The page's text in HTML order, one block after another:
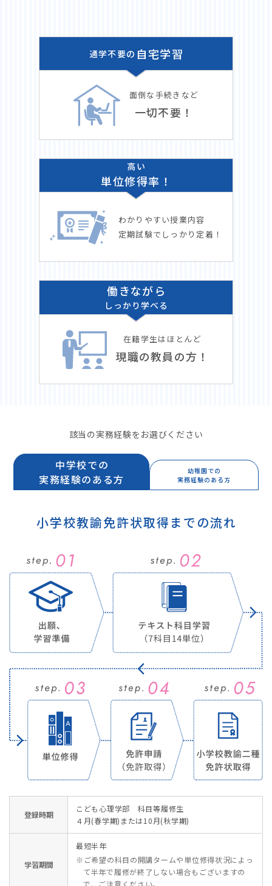
通学不要の 自宅学習
面倒な手続きなど
一切不要！
高い
単位修得率！
わかりやすい授業内容
定期試験でしっかり定着！
働きながら
しっかり学べる
在籍学生はほとんど
現職の教員の方！
該当の実務経験をお選びください
中学校での
実務経験のある方
幼稚園での
実務経験のある方
小学校教諭免許状取得までの流れ
登録時期
こども心理学部 科目等履修生
４月(春学期)または10月(秋学期)
学習期間
最短半年
※ご希望の科目の開講タームや単位修得状況によっ
て半年で履修が終了しない場合もございますの
で、ご注意ください。